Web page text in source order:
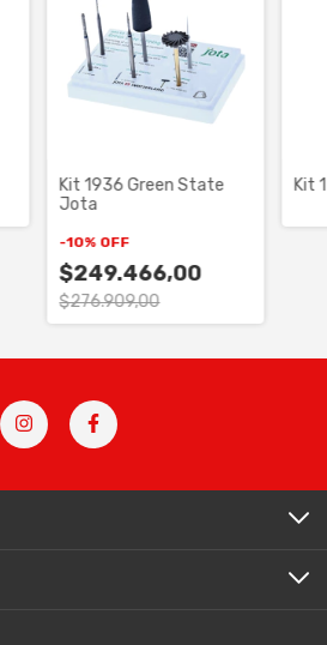
Kit 1936 Green State
Jota
-10% OFF
$249.466,00
$276.909,00
Kit